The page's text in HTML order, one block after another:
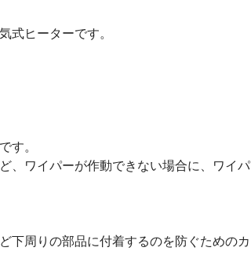
式ヒーターです。
す。
、ワイパーが作動できない場合に、ワイパ
下周りの部品に付着するのを防ぐためのカ